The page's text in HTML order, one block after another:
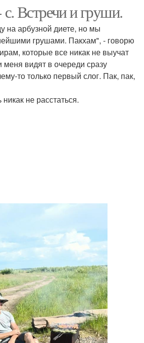
Встречи и груши.
на арбузной диете, но мы
грушами. Пакхам", - говорю
которые все никак не выучат
меня видят в очереди сразу
то только первый слог. Пак, пак,
не расстаться.